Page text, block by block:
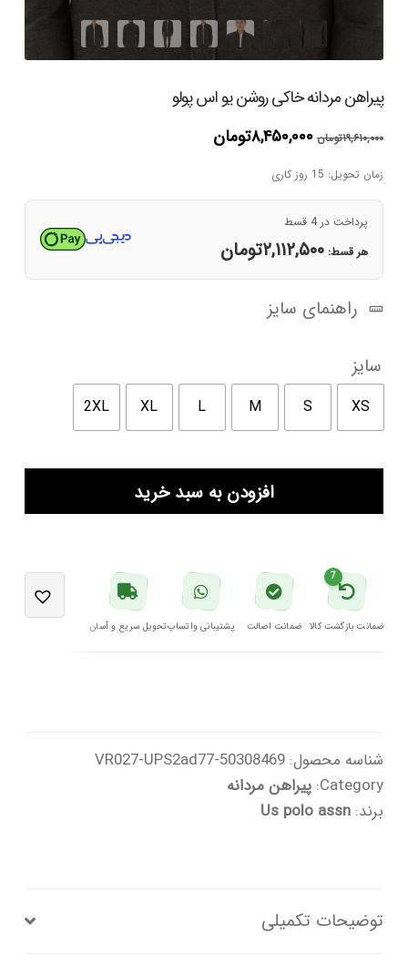
پیراهن مردانه خاکی روشن یو اس پولو
۱۹,۶۱۰,۰۰۰تومان قیمت
اصلی
بود.
۸,۴۵۰,۰۰۰تومان
زمان تحویل: 15 روز کاری
پرداخت در 4 قسط
هر قسط:۲,۱۱۲,۵۰۰تومان
راهنمای سایز
سایز
XS
S
M
L
XL
2XL
مردانه
روشن
اس
افزودن به سبد خرید
7
ضمانت بازگشت کالا ضمانت اصالت پشتیبانی واتساپتحویل سریع و آسان
شناسه محصول:50308469-VR027-UPS2ad77
Category: پیراهن مردانه
برند:Us polo assn
توضیحات تکمیلی